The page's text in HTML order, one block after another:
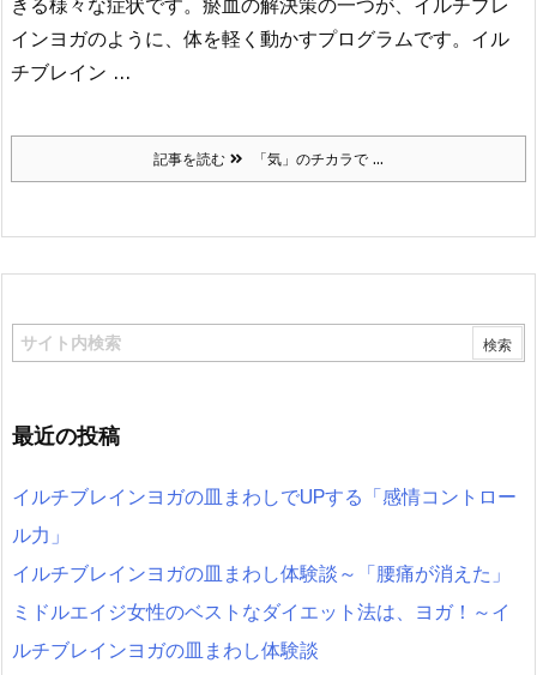
インヨガのように、体を軽く動かすプログラムです。イル
チブレイン ...
記事を読む 「気」のチカラで ...
最近の投稿
イルチブレインヨガの皿まわしでUPする「感情コントロー
ル力」
イルチブレインヨガの皿まわし体験談～「腰痛が消えた」
ミドルエイジ女性のベストなダイエット法は、ヨガ！～イ
ルチブレインヨガの皿まわし体験談